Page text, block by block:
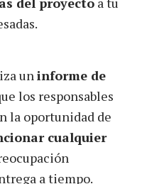
uninforme de
los responsables
la oportunidad de
cualquier
a tiempo.